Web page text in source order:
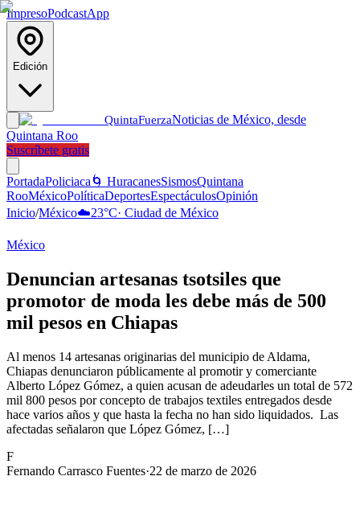
ImpresoPodcastApp
Edición
QuintaFuerzaNoticias de México, desde
Quintana Roo
Suscríbete gratis
PortadaPoliciaca 🌀 HuracanesSismosQuintana
RooMéxicoPolíticaDeportesEspectáculosOpinión
Inicio/México☁️23°C· Ciudad de México
México
Denuncian artesanas tsotsiles que
promotor de moda les debe más de 500
mil pesos en Chiapas
Al menos 14 artesanas originarias del municipio de Aldama,
Chiapas denunciaron públicamente al promotir y comerciante
Alberto López Gómez, a quien acusan de adeudarles un total de 572
mil 800 pesos por concepto de trabajos textiles entregados desde
hace varios años y que hasta la fecha no han sido liquidados. Las
afectadas señalaron que López Gómez, […]
F
Fernando Carrasco Fuentes·22 de marzo de 2026